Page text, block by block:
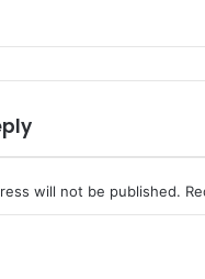
will not be published.